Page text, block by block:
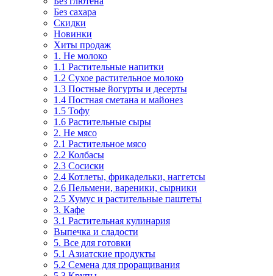
Без сахара
Скидки
Новинки
Хиты продаж
1. Не молоко
1.1 Растительные напитки
1.2 Сухое растительное молоко
1.3 Постные йогурты и десерты
1.4 Постная сметана и майонез
1.5 Тофу
1.6 Растительные сыры
2. Не мясо
2.1 Растительное мясо
2.2 Колбасы
2.3 Сосиски
2.4 Котлеты, фрикадельки, наггетсы
2.6 Пельмени, вареники, сырники
2.5 Хумус и растительные паштеты
3. Кафе
3.1 Растительная кулинария
Выпечка и сладости
5. Все для готовки
5.1 Азиатские продукты
5.2 Семена для проращивания